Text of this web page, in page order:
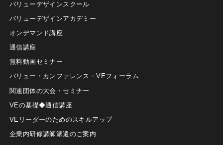
バリューデザインスクール
バリューデザインアカデミー
オンデマンド講座
通信講座
無料動画セミナー
バリュー・カンファレンス・VEフォーラム
関連団体の大会・セミナー
VEの基礎◆通信講座
VEリーダーのためのスキルアップ
企業内研修講師派遣のご案内